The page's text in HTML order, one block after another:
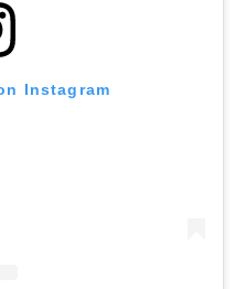
Instagram